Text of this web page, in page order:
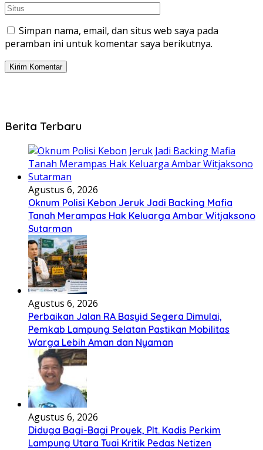
Simpan nama, email, dan situs web saya pada
peramban ini untuk komentar saya berikutnya.
Berita Terbaru
Agustus 6, 2026
Oknum Polisi Kebon Jeruk Jadi Backing Mafia
Tanah Merampas Hak Keluarga Ambar Witjaksono
Sutarman
Agustus 6, 2026
Perbaikan Jalan RA Basyid Segera Dimulai,
Pemkab Lampung Selatan Pastikan Mobilitas
Warga Lebih Aman dan Nyaman
Agustus 6, 2026
Diduga Bagi-Bagi Proyek, Plt. Kadis Perkim
Lampung Utara Tuai Kritik Pedas Netizen